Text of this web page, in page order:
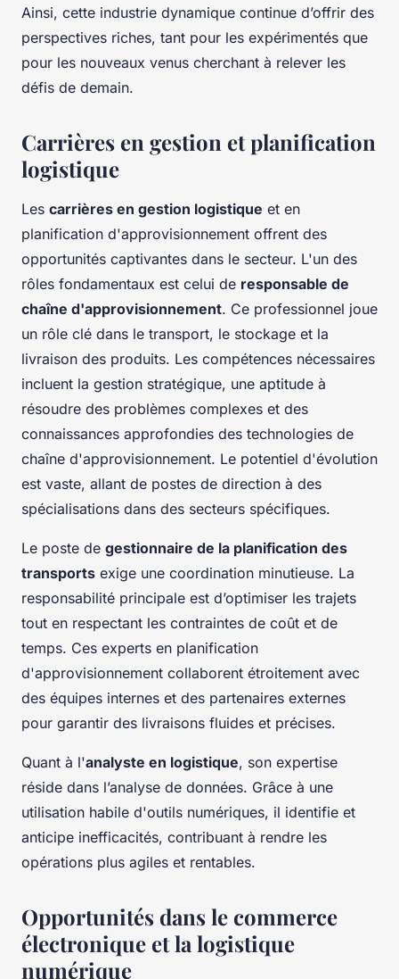
Ainsi, cette industrie dynamique continue d’offrir des
perspectives riches, tant pour les expérimentés que
pour les nouveaux venus cherchant à relever les
défis de demain.
Carrières en gestion et planification
logistique
Les carrières en gestion logistique et en
planification d'approvisionnement offrent des
opportunités captivantes dans le secteur. L'un des
rôles fondamentaux est celui de responsable de
chaîne d'approvisionnement. Ce professionnel joue
un rôle clé dans le transport, le stockage et la
livraison des produits. Les compétences nécessaires
incluent la gestion stratégique, une aptitude à
résoudre des problèmes complexes et des
connaissances approfondies des technologies de
chaîne d'approvisionnement. Le potentiel d'évolution
est vaste, allant de postes de direction à des
spécialisations dans des secteurs spécifiques.
Le poste de gestionnaire de la planification des
transports exige une coordination minutieuse. La
responsabilité principale est d’optimiser les trajets
tout en respectant les contraintes de coût et de
temps. Ces experts en planification
d'approvisionnement collaborent étroitement avec
des équipes internes et des partenaires externes
pour garantir des livraisons fluides et précises.
Quant à l'analyste en logistique, son expertise
réside dans l’analyse de données. Grâce à une
utilisation habile d'outils numériques, il identifie et
anticipe inefficacités, contribuant à rendre les
opérations plus agiles et rentables.
Opportunités dans le commerce
électronique et la logistique
numérique